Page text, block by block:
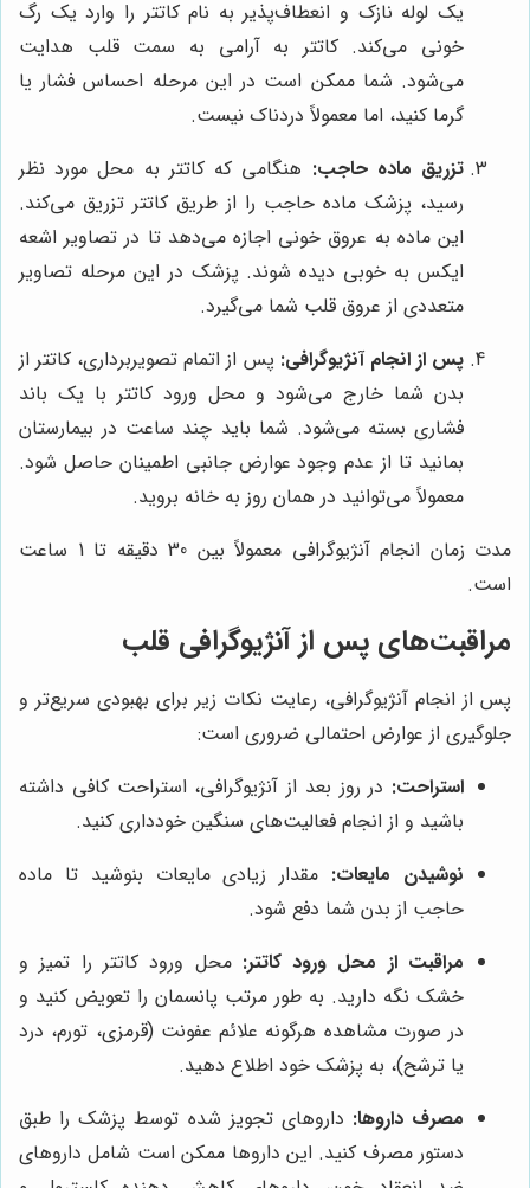
یک لوله نازک و انعطاف‌پذیر به نام کاتتر را وارد یک رگ
خونی می‌کند. کاتتر به آرامی به سمت قلب هدایت
می‌شود. شما ممکن است در این مرحله احساس فشار یا
گرما کنید، اما معمولاً دردناک نیست.
تزریق ماده حاجب: هنگامی که کاتتر به محل مورد نظر
رسید، پزشک ماده حاجب را از طریق کاتتر تزریق می‌کند.
این ماده به عروق خونی اجازه می‌دهد تا در تصاویر اشعه
ایکس به خوبی دیده شوند. پزشک در این مرحله تصاویر
متعددی از عروق قلب شما می‌گیرد.
پس از انجام آنژیوگرافی: پس از اتمام تصویربرداری، کاتتر از
بدن شما خارج می‌شود و محل ورود کاتتر با یک باند
فشاری بسته می‌شود. شما باید چند ساعت در بیمارستان
بمانید تا از عدم وجود عوارض جانبی اطمینان حاصل شود.
معمولاً می‌توانید در همان روز به خانه بروید.
مدت زمان انجام آنژیوگرافی معمولاً بین 30 دقیقه تا 1 ساعت
است.
مراقبت‌های پس از آنژیوگرافی قلب
پس از انجام آنژیوگرافی، رعایت نکات زیر برای بهبودی سریع‌تر و
جلوگیری از عوارض احتمالی ضروری است:
استراحت: در روز بعد از آنژیوگرافی، استراحت کافی داشته
باشید و از انجام فعالیت‌های سنگین خودداری کنید.
نوشیدن مایعات: مقدار زیادی مایعات بنوشید تا ماده
حاجب از بدن شما دفع شود.
مراقبت از محل ورود کاتتر: محل ورود کاتتر را تمیز و
خشک نگه دارید. به طور مرتب پانسمان را تعویض کنید و
در صورت مشاهده هرگونه علائم عفونت (قرمزی، تورم، درد
یا ترشح)، به پزشک خود اطلاع دهید.
مصرف داروها: داروهای تجویز شده توسط پزشک را طبق
دستور مصرف کنید. این داروها ممکن است شامل داروهای